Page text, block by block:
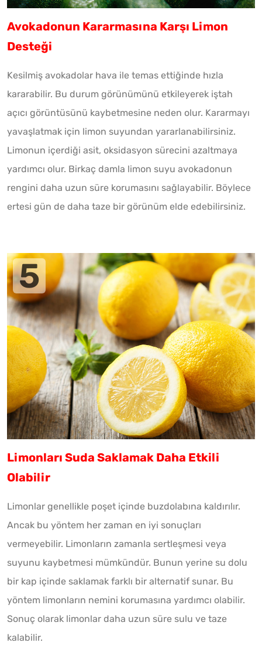
Avokadonun Kararmasına Karşı Limon
Desteği
Kesilmiş avokadolar hava ile temas ettiğinde hızla
kararabilir. Bu durum görünümünü etkileyerek iştah
açıcı görüntüsünü kaybetmesine neden olur. Kararmayı
yavaşlatmak için limon suyundan yararlanabilirsiniz.
Limonun içerdiği asit, oksidasyon sürecini azaltmaya
yardımcı olur. Birkaç damla limon suyu avokadonun
rengini daha uzun süre korumasını sağlayabilir. Böylece
ertesi gün de daha taze bir görünüm elde edebilirsiniz.
Limonları Suda Saklamak Daha Etkili
Olabilir
Limonlar genellikle poşet içinde buzdolabına kaldırılır.
Ancak bu yöntem her zaman en iyi sonuçları
vermeyebilir. Limonların zamanla sertleşmesi veya
suyunu kaybetmesi mümkündür. Bunun yerine su dolu
bir kap içinde saklamak farklı bir alternatif sunar. Bu
yöntem limonların nemini korumasına yardımcı olabilir.
Sonuç olarak limonlar daha uzun süre sulu ve taze
kalabilir.